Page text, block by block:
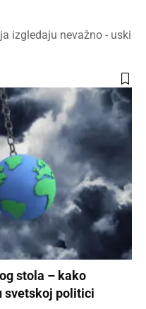
izgledaju nevažno - uski
stola – kako
svetskoj politici